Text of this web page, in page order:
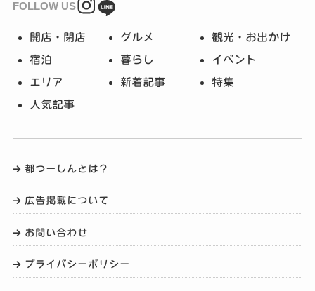
FOLLOW US
開店・閉店 グルメ 観光・お出かけ
宿泊 暮らし イベント
エリア 新着記事 特集
人気記事
都つーしんとは？
広告掲載について
お問い合わせ
プライバシーポリシー